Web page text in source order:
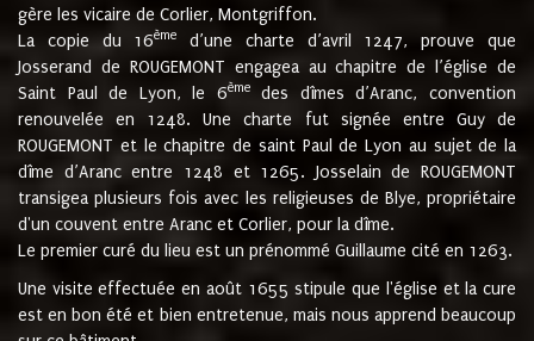
gère les vicaire de Corlier, Montgriffon.
La copie du 16ème
d’une charte d’avril 1247, prouve que
Josserand de ROUGEMONT engagea au chapitre de l’église de
Saint Paul de Lyon, le 6èmedes dîmes d’Aranc, convention
renouvelée en 1248. Une charte fut signée entre Guy de
ROUGEMONT et le chapitre de saint Paul de Lyon au sujet de la
dîme d’Aranc entre 1248 et 1265. Josselain de ROUGEMONT
transigea plusieurs fois avec les religieuses de Blye, propriétaire
d'un couvent entre Aranc et Corlier, pour la dîme.
Le premier curé du lieu est un prénommé Guillaume cité en 1263.
Une visite effectuée en août 1655 stipule que l'église et la cure
est en bon été et bien entretenue, mais nous apprend beaucoup